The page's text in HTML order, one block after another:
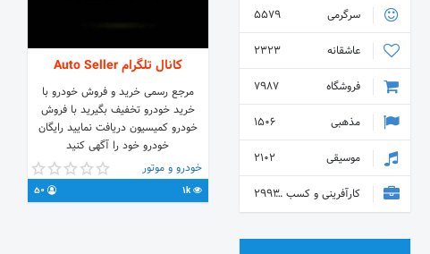
کانال تلگرام Auto Seller
مرجع رسمی خرید و فروش خودرو با
خرید خودرو تخفیف بگیرید با فروش
خودرو کمیسیون دریافت نمایید رایگان
خودرو خود را آگهی کنید
خودرو و موتور
1k
50
سرگرمی
5579
عاشقانه
2323
فروشگاه
7987
مذهبی
1506
موسیقی
2102
کارآفرینی و کسب و کار 2993